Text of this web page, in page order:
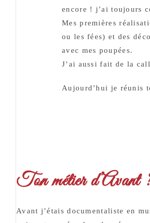
encore ! j’ai toujours
Mes premières
ou les fées) et des
avec mes poupées.
J’ai aussi fait de la
Aujourd’hui je réunis
Ton métier d’Avant
Avant j’étais documentaliste en